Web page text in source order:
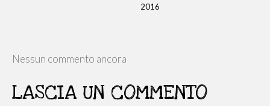
2016
Nessun commento ancora
LASCIA UN COMMENTO